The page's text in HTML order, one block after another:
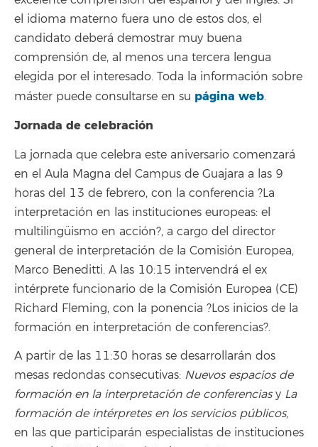
el idioma materno fuera uno de estos dos, el
candidato deberá demostrar muy buena
comprensión de, al menos una tercera lengua
elegida por el interesado. Toda la información sobre
máster puede consultarse en su página web.
Jornada de celebración
La jornada que celebra este aniversario comenzará
en el Aula Magna del Campus de Guajara a las 9
horas del 13 de febrero, con la conferencia ?La
interpretación en las instituciones europeas: el
multilingüismo en acción?, a cargo del director
general de interpretación de la Comisión Europea,
Marco Beneditti. A las 10:15 intervendrá el ex
intérprete funcionario de la Comisión Europea (CE)
Richard Fleming, con la ponencia ?Los inicios de la
formación en interpretación de conferencias?.
A partir de las 11:30 horas se desarrollarán dos
mesas redondas consecutivas: Nuevos espacios de
formación en la interpretación de conferenciasy La
formación de intérpretes en los servicios públicos,
en las que participarán especialistas de instituciones